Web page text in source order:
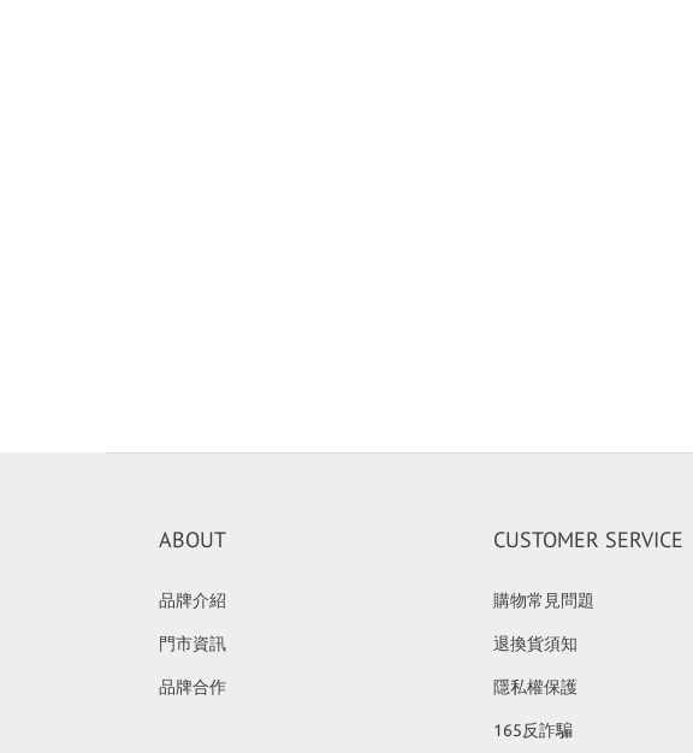
ABOUT
品牌介紹
門市資訊
品牌合作
CUSTOMER SERVICE
購物常見問題
退換貨須知
隱私權保護
165反詐騙